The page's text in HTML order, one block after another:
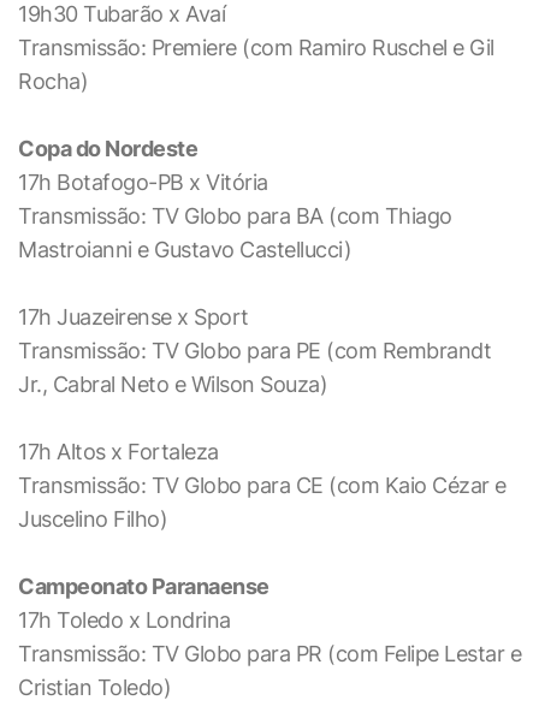
19h30 Tubarão x Avaí
Transmissão: Premiere (com Ramiro Ruschel e Gil
Rocha)
Copa do Nordeste
17h Botafogo-PB x Vitória
Transmissão: TV Globo para BA (com Thiago
Mastroianni e Gustavo Castellucci)
17h Juazeirense x Sport
Transmissão: TV Globo para PE (com Rembrandt
Jr., Cabral Neto e Wilson Souza)
17h Altos x Fortaleza
Transmissão: TV Globo para CE (com Kaio Cézar e
Juscelino Filho)
Campeonato Paranaense
17h Toledo x Londrina
Transmissão: TV Globo para PR (com Felipe Lestar e
Cristian Toledo)